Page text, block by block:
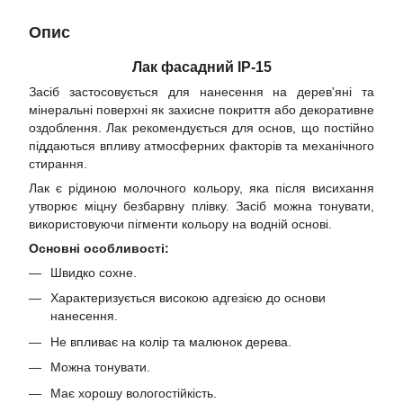
Опис
Лак фасадний ІР-15
Засіб застосовується для нанесення на дерев'яні та
мінеральні поверхні як захисне покриття або декоративне
оздоблення. Лак рекомендується для основ, що постійно
піддаються впливу атмосферних факторів та механічного
стирання.
Лак є рідиною молочного кольору, яка після висихання
утворює міцну безбарвну плівку. Засіб можна тонувати,
використовуючи пігменти кольору на водній основі.
Основні особливості:
Швидко сохне.
Характеризується високою адгезією до основи
нанесення.
Не впливає на колір та малюнок дерева.
Можна тонувати.
Має хорошу вологостійкість.